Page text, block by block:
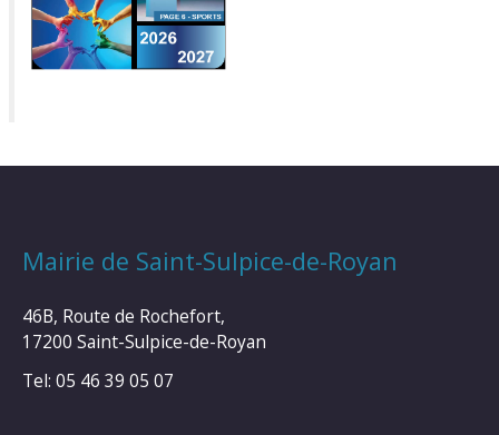
Mairie de Saint-Sulpice-de-Royan
46B, Route de Rochefort,
17200 Saint-Sulpice-de-Royan
Tel: 05 46 39 05 07